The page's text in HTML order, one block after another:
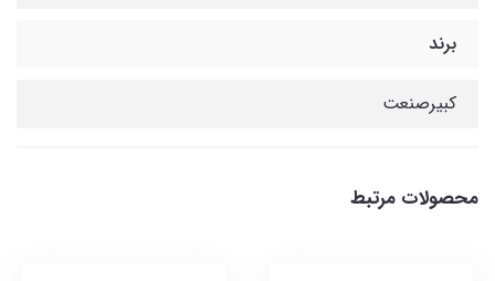
برند
کبیرصنعت
محصولات مرتبط